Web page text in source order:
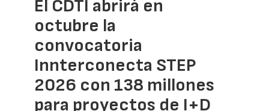
El CDTI abrirá en
octubre la
convocatoria
Innterconecta STEP
2026 con 138 millones
para proyectos de I+D